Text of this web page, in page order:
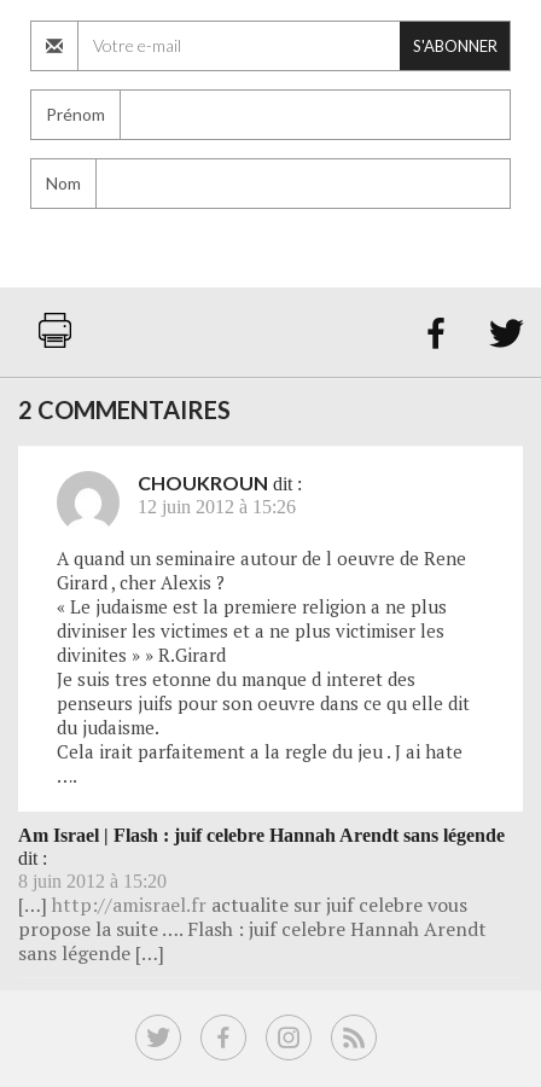
S'ABONNER
Prénom
Nom
 
2 COMMENTAIRES
CHOUKROUN dit :
12 juin 2012 à 15:26
A quand un seminaire autour de l oeuvre de Rene
Girard , cher Alexis ?
« Le judaisme est la premiere religion a ne plus
diviniser les victimes et a ne plus victimiser les
divinites » » R.Girard
Je suis tres etonne du manque d interet des
penseurs juifs pour son oeuvre dans ce qu elle dit
du judaisme.
Cela irait parfaitement a la regle du jeu . J ai hate
….
Am Israel | Flash : juif celebre Hannah Arendt sans légende
dit :
8 juin 2012 à 15:20
[…] http://amisrael.fr actualite sur juif celebre vous
propose la suite …. Flash : juif celebre Hannah Arendt
sans légende […]